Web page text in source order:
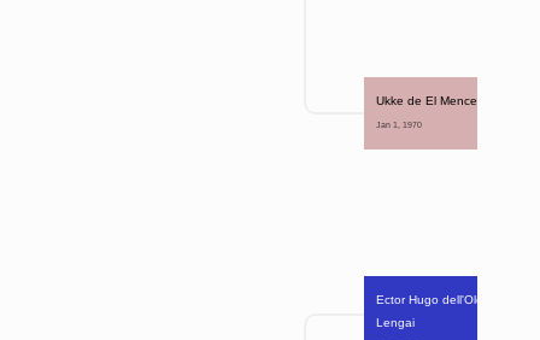
Ukke de El Mencey Loco
Jan 1, 1970
Ector Hugo dell'Oldoinyo
Lengai